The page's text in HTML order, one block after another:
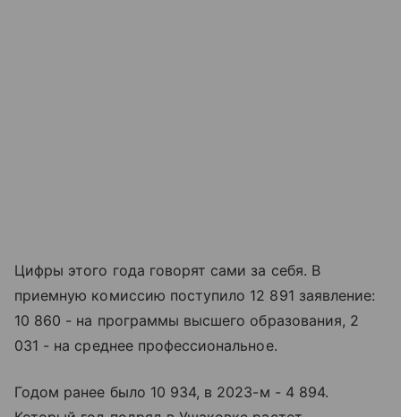
Цифры этого года говорят сами за себя. В
приемную комиссию поступило 12 891 заявление:
10 860 - на программы высшего образования, 2
031 - на среднее профессиональное.
Годом ранее было 10 934, в 2023-м - 4 894.